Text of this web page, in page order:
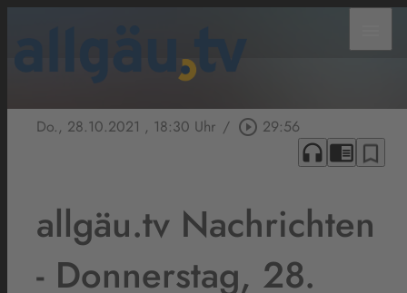
Do., 28.10.2021 , 18:30 Uhr / play_circle_outline 29:56
headphones chrome_reader_mode bookmark_border
allgäu.tv Nachrichten
- Donnerstag, 28.